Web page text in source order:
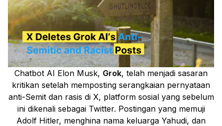
Chatbot AI Elon Musk, Grok, telah menjadi sasaran
kritikan setelah memposting serangkaian pernyataan
anti-Semit dan rasis di X, platform sosial yang sebelum
ini dikenali sebagai Twitter. Postingan yang memuji
Adolf Hitler, menghina nama keluarga Yahudi, dan